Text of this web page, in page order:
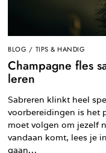
BLOG / TIPS & HANDIG
Champagne fles
leren
Sabreren klinkt heel
voorbereidingen is het
moet volgen om jezelf
vandaan komt, lees je
gaan…